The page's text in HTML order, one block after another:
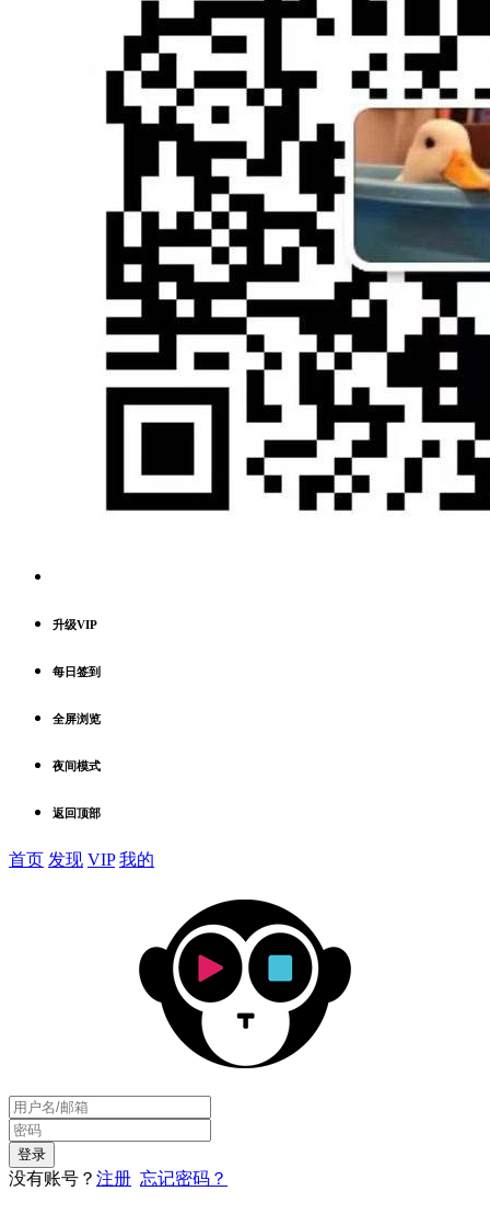
升级VIP
每日签到
全屏浏览
夜间模式
返回顶部
首页 发现 VIP 我的
没有账号？ 注册 忘记密码？